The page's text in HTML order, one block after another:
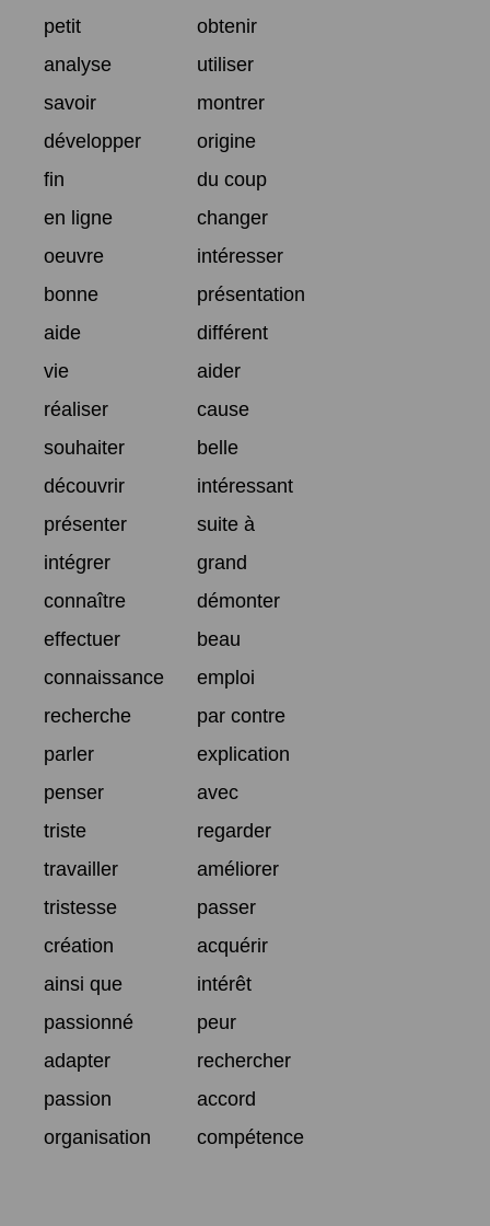
petit
obtenir
analyse
utiliser
savoir
montrer
développer
origine
fin
du coup
en ligne
changer
oeuvre
intéresser
bonne
présentation
aide
différent
vie
aider
réaliser
cause
souhaiter
belle
découvrir
intéressant
présenter
suite à
intégrer
grand
connaître
démonter
effectuer
beau
connaissance
emploi
recherche
par contre
parler
explication
penser
avec
triste
regarder
travailler
améliorer
tristesse
passer
création
acquérir
ainsi que
intérêt
passionné
peur
adapter
rechercher
passion
accord
organisation
compétence